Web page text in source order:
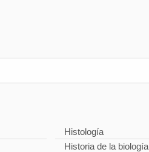
Histología
Historia de la biología